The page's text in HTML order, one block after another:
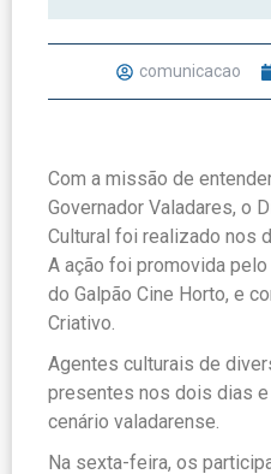
comunicacao
Com a missão de
Governador Valadares, o
Cultural foi realizado nos
A ação foi promovida
do Galpão Cine Horto, e
Criativo.
Agentes culturais de
presentes nos dois dias e
cenário valadarense.
Na sexta-feira, os